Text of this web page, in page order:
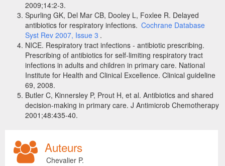
2009;14:2-3.
Spurling GK, Del Mar CB, Dooley L, Foxlee R. Delayed
antibiotics for respiratory infections. Cochrane Database
Syst Rev 2007, Issue 3 .
NICE. Respiratory tract infections - antibiotic prescribing.
Prescribing of antibiotics for self-limiting respiratory tract
infections in adults and children in primary care. National
Institute for Health and Clinical Excellence. Clinical guideline
69, 2008.
Butler C, Kinnersley P, Prout H, et al. Antibiotics and shared
decision-making in primary care. J Antimicrob Chemotherapy
2001;48:435-40.
Auteurs
Chevalier P.